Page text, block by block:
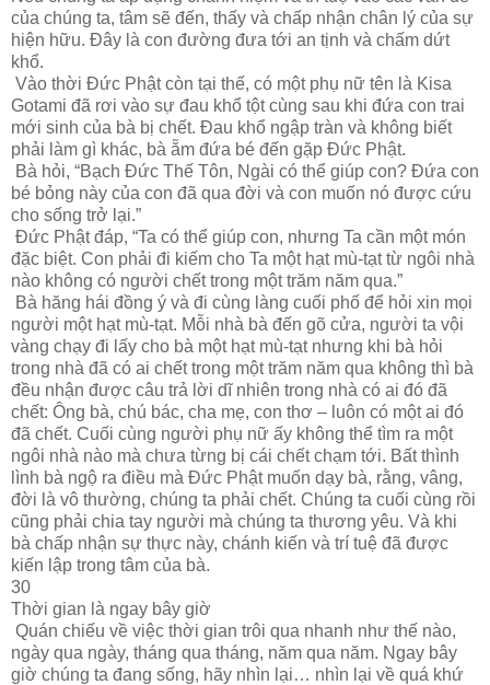
của chúng ta, tâm sẽ đến, thấy và chấp nhận chân lý của sự
hiện hữu. Đây là con đường đưa tới an tịnh và chấm dứt
khổ.
Vào thời Đức Phật còn tại thế, có một phụ nữ tên là Kisa
Gotami đã rơi vào sự đau khổ tột cùng sau khi đứa con trai
mới sinh của bà bị chết. Đau khổ ngập tràn và không biết
phải làm gì khác, bà ẵm đứa bé đến gặp Đức Phật.
Bà hỏi, “Bạch Đức Thế Tôn, Ngài có thể giúp con? Đứa con
bé bỏng này của con đã qua đời và con muốn nó được cứu
cho sống trở lại.”
Đức Phật đáp, “Ta có thể giúp con, nhưng Ta cần một món
đặc biệt. Con phải đi kiếm cho Ta một hạt mù-tạt từ ngôi nhà
nào không có người chết trong một trăm năm qua.”
Bà hăng hái đồng ý và đi cùng làng cuối phố để hỏi xin mọi
người một hạt mù-tạt. Mỗi nhà bà đến gõ cửa, người ta vội
vàng chạy đi lấy cho bà một hạt mù-tạt nhưng khi bà hỏi
trong nhà đã có ai chết trong một trăm năm qua không thì bà
đều nhận được câu trả lời dĩ nhiên trong nhà có ai đó đã
chết: Ông bà, chú bác, cha mẹ, con thơ – luôn có một ai đó
đã chết. Cuối cùng người phụ nữ ấy không thể tìm ra một
ngôi nhà nào mà chưa từng bị cái chết chạm tới. Bất thình
lình bà ngộ ra điều mà Đức Phật muốn dạy bà, rằng, vâng,
đời là vô thường, chúng ta phải chết. Chúng ta cuối cùng rồi
cũng phải chia tay người mà chúng ta thương yêu. Và khi
bà chấp nhận sự thực này, chánh kiến và trí tuệ đã được
kiến lập trong tâm của bà.
30
Thời gian là ngay bây giờ
Quán chiếu về việc thời gian trôi qua nhanh như thế nào,
ngày qua ngày, tháng qua tháng, năm qua năm. Ngay bây
giờ chúng ta đang sống, hãy nhìn lại… nhìn lại về quá khứ